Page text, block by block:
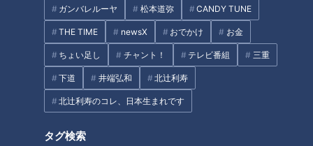
ガンバレルーヤ 松本道弥 CANDY TUNE
THE TIME newsX おでかけ お金
ちょい足し チャント！ テレビ番組 三重
下道 井端弘和 北辻利寿
北辻利寿のコレ、日本生まれです
タグ検索
ドクターオススメ冬の高血圧対策！塩出し力を高める方法
高血圧と腎臓との関係は？注意すべき3つの悪影響
腎臓の異変を知らせる2つのサイン
オススメ関連コンテンツ